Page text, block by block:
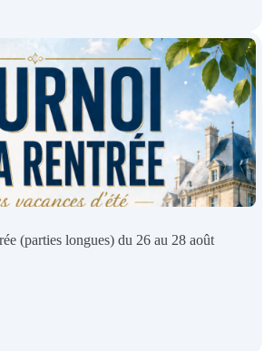
(parties longues) du 26 au 28 août